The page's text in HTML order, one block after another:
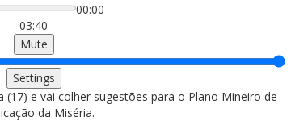
00:00
03:40
Mute
Settings
e vai colher sugestões para o Plano Mineiro de
da Miséria.